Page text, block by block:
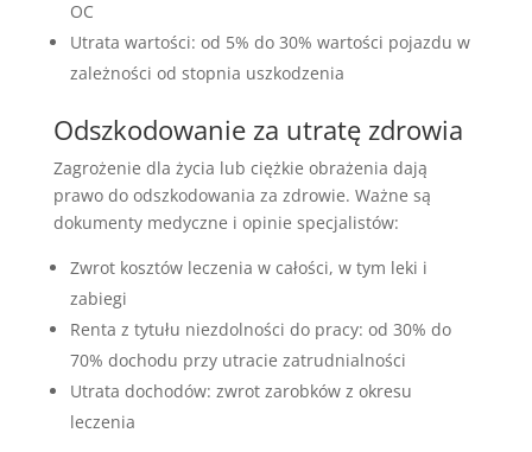
OC
Utrata wartości: od 5% do 30% wartości pojazdu w
zależności od stopnia uszkodzenia
Odszkodowanie za utratę zdrowia
Zagrożenie dla życia lub ciężkie obrażenia dają
prawo do odszkodowania za zdrowie. Ważne są
dokumenty medyczne i opinie specjalistów:
Zwrot kosztów leczenia w całości, w tym leki i
zabiegi
Renta z tytułu niezdolności do pracy: od 30% do
70% dochodu przy utracie zatrudnialności
Utrata dochodów: zwrot zarobków z okresu
leczenia